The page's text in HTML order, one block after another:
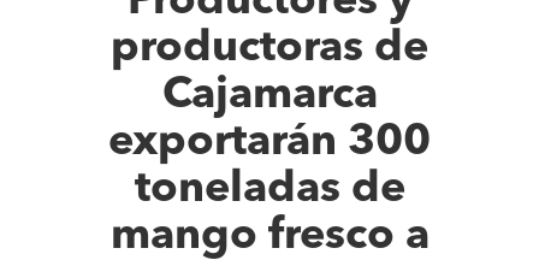
productoras de
Cajamarca
exportarán 300
toneladas de
mango fresco a